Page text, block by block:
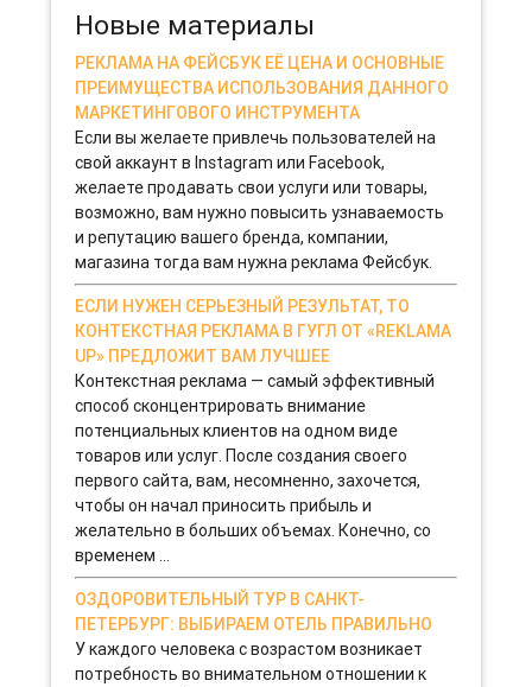
Новые материалы
РЕКЛАМА НА ФЕЙСБУК ЕЁ ЦЕНА И ОСНОВНЫЕ
ПРЕИМУЩЕСТВА ИСПОЛЬЗОВАНИЯ ДАННОГО
МАРКЕТИНГОВОГО ИНСТРУМЕНТА
Если вы желаете привлечь пользователей на
свой аккаунт в Instagram или Facebook,
желаете продавать свои услуги или товары,
возможно, вам нужно повысить узнаваемость
и репутацию вашего бренда, компании,
магазина тогда вам нужна реклама Фейсбук.
ЕСЛИ НУЖЕН СЕРЬЕЗНЫЙ РЕЗУЛЬТАТ, ТО
КОНТЕКСТНАЯ РЕКЛАМА В ГУГЛ ОТ «REKLAMA
UP» ПРЕДЛОЖИТ ВАМ ЛУЧШЕЕ
Контекстная реклама — самый эффективный
способ сконцентрировать внимание
потенциальных клиентов на одном виде
товаров или услуг. После создания своего
первого сайта, вам, несомненно, захочется,
чтобы он начал приносить прибыль и
желательно в больших объемах. Конечно, со
временем ...
ОЗДОРОВИТЕЛЬНЫЙ ТУР В САНКТ-
ПЕТЕРБУРГ: ВЫБИРАЕМ ОТЕЛЬ ПРАВИЛЬНО
У каждого человека с возрастом возникает
потребность во внимательном отношении к